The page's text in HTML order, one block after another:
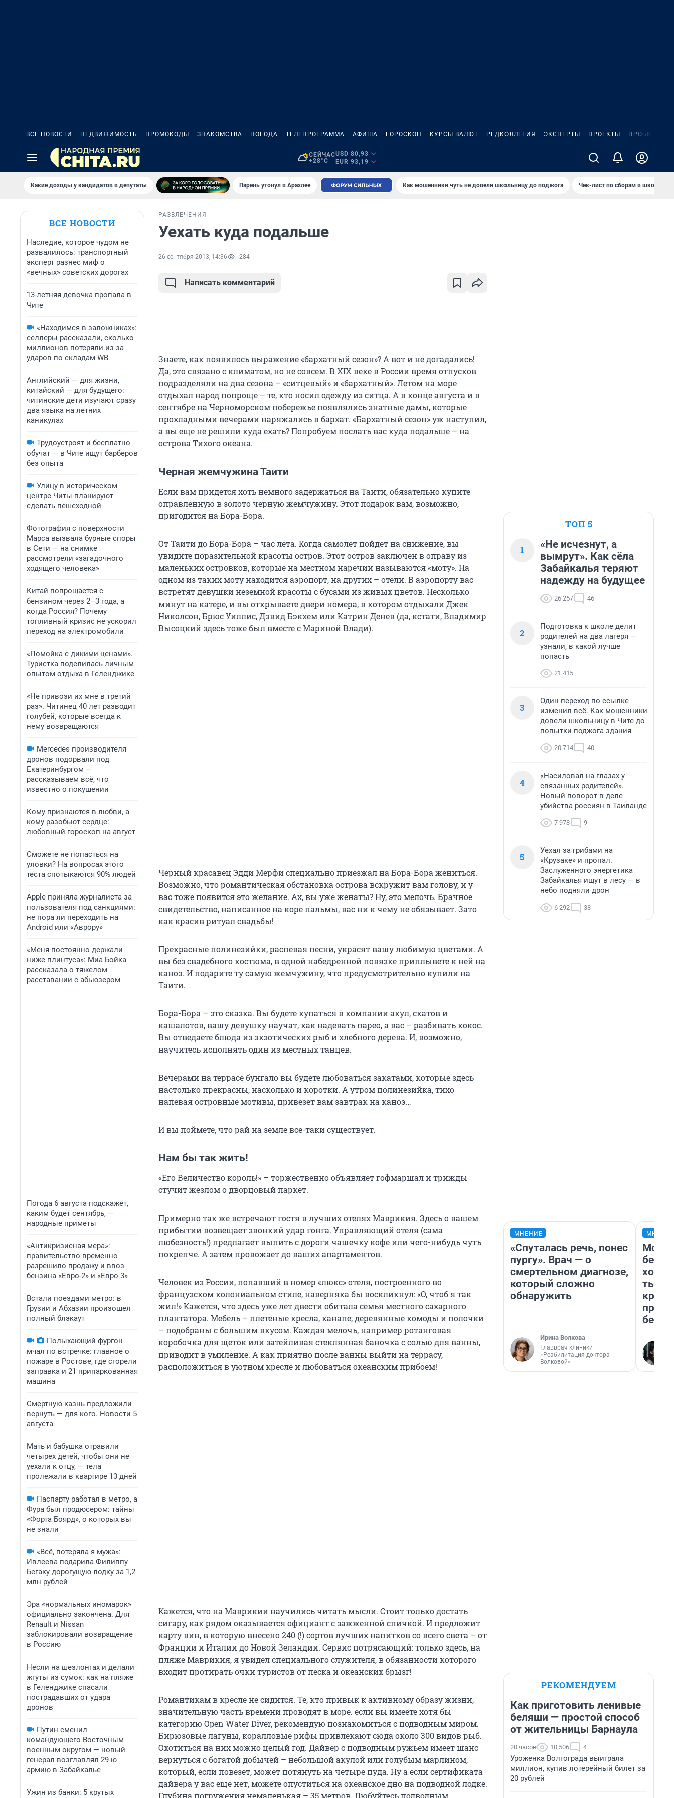
ВСЕ НОВОСТИ НЕДВИЖИМОСТЬ ПРОМОКОДЫ ЗНАКОМСТВА ПОГОДА ТЕЛЕПРОГРАММА АФИША ГОРОСКОП КУРСЫ ВАЛЮТ РЕДКОЛЛЕГИЯ ЭКСПЕРТЫ ПРОЕКТЫ ПРОБКИ
СЕЙЧАС
+28°C
USD 80,93
EUR 93,19
Какие доходы у кандидатов в депутаты Парень утонул в Арахлее Как мошенники чуть не довели школьницу до поджога Чек-лист по сборам в школу в
ВСЕ НОВОСТИ
Наследие, которое чудом не
развалилось: транспортный
эксперт разнес миф о
«вечных» советских дорогах
13-летняя девочка пропала в
Чите
«Находимся в заложниках»:
селлеры рассказали, сколько
миллионов потеряли из-за
ударов по складам WB
Английский — для жизни,
китайский — для будущего:
читинские дети изучают сразу
два языка на летних
каникулах
Трудоустроят и бесплатно
обучат — в Чите ищут барберов
без опыта
Улицу в историческом
центре Читы планируют
сделать пешеходной
Фотография с поверхности
Марса вызвала бурные споры
в Сети — на снимке
рассмотрели «загадочного
ходящего человека»
Китай попрощается с
бензином через 2–3 года, а
когда Россия? Почему
топливный кризис не ускорил
переход на электромобили
«Помойка с дикими ценами».
Туристка поделилась личным
опытом отдыха в Геленджике
«Не привози их мне в третий
раз». Читинец 40 лет разводит
голубей, которые всегда к
нему возвращаются
Mercedes производителя
дронов подорвали под
Екатеринбургом —
рассказываем всё, что
известно о покушении
Кому признаются в любви, а
кому разобьют сердце:
любовный гороскоп на август
Сможете не попасться на
уловки? На вопросах этого
теста спотыкаются 90% людей
Apple приняла журналиста за
пользователя под санкциями:
не пора ли переходить на
Android или «Аврору»
«Меня постоянно держали
ниже плинтуса»: Миа Бойка
рассказала о тяжелом
расставании с абьюзером
Погода 6 августа подскажет,
каким будет сентябрь, —
народные приметы
«Антикризисная мера»:
правительство временно
разрешило продажу и ввоз
бензина «Евро-2» и «Евро-3»
Встали поездами метро: в
Грузии и Абхазии произошел
полный блэкаут
Полыхающий фургон
мчал по встречке: главное о
пожаре в Ростове, где сгорели
заправка и 21 припаркованная
машина
Смертную казнь предложили
вернуть — для кого. Новости 5
августа
Мать и бабушка отравили
четырех детей, чтобы они не
уехали к отцу, — тела
пролежали в квартире 13 дней
Паспарту работал в метро, а
Фура был продюсером: тайны
«Форта Боярд», о которых вы
не знали
«Всё, потеряла я мужа»:
Ивлеева подарила Филиппу
Бегаку дорогущую лодку за 1,2
млн рублей
Эра «нормальных иномарок»
официально закончена. Для
Renault и Nissan
заблокировали возвращение
в Россию
Несли на шезлонгах и делали
жгуты из сумок: как на пляже
в Геленджике спасали
пострадавших от удара
дронов
Путин сменил
командующего Восточным
военным округом — новый
генерал возглавлял 29-ю
армию в Забайкалье
Ужин из банки: 5 крутых
РАЗВЛЕЧЕНИЯ
Уехать куда подальше
26 сентября 2013, 14:36 284
Написать комментарий
Знаете, как появилось выражение «бархатный сезон»? А вот и не догадались!
Да, это связано с климатом, но не совсем. В XIX веке в России время отпусков
подразделяли на два сезона – «ситцевый» и «бархатный». Летом на море
отдыхал народ попроще – те, кто носил одежду из ситца. А в конце августа и в
сентябре на Черноморском побережье появлялись знатные дамы, которые
прохладными вечерами наряжались в бархат. «Бархатный сезон» уж наступил,
а вы еще не решили куда ехать? Попробуем послать вас куда подальше – на
острова Тихого океана.
Черная жемчужина Таити
Если вам придется хоть немного задержаться на Таити, обязательно купите
оправленную в золото черную жемчужину. Этот подарок вам, возможно,
пригодится на Бора-Бора.
От Таити до Бора-Бора – час лета. Когда самолет пойдет на снижение, вы
увидите поразительной красоты остров. Этот остров заключен в оправу из
маленьких островков, которые на местном наречии называются «моту». На
одном из таких моту находится аэропорт, на других – отели. В аэропорту вас
встретят девушки неземной красоты с бусами из живых цветов. Несколько
минут на катере, и вы открываете двери номера, в котором отдыхали Джек
Николсон, Брюс Уиллис, Дэвид Бэкхем или Катрин Денев (да, кстати, Владимир
Высоцкий здесь тоже был вместе с Мариной Влади).
Черный красавец Эдди Мерфи специально приезжал на Бора-Бора жениться.
Возможно, что романтическая обстановка острова вскружит вам голову, и у
вас тоже появится это желание. Ах, вы уже женаты? Ну, это мелочь. Брачное
свидетельство, написанное на коре пальмы, вас ни к чему не обязывает. Зато
как красив ритуал свадьбы!
Прекрасные полинезийки, распевая песни, украсят вашу любимую цветами. А
вы без свадебного костюма, в одной набедренной повязке приплывете к ней на
каноэ. И подарите ту самую жемчужину, что предусмотрительно купили на
Таити.
Бора-Бора – это сказка. Вы будете купаться в компании акул, скатов и
кашалотов, вашу девушку научат, как надевать парео, а вас – разбивать кокос.
Вы отведаете блюда из экзотических рыб и хлебного дерева. И, возможно,
научитесь исполнять один из местных танцев.
Вечерами на террасе бунгало вы будете любоваться закатами, которые здесь
настолько прекрасны, насколько и коротки. А утром полинезийка, тихо
напевая островные мотивы, привезет вам завтрак на каноэ…
И вы поймете, что рай на земле все-таки существует.
Нам бы так жить!
«Его Величество король!» – торжественно объявляет гофмаршал и трижды
стучит жезлом о дворцовый паркет.
Примерно так же встречают гостя в лучших отелях Маврикия. Здесь о вашем
прибытии возвещает звонкий удар гонга. Управляющий отеля (сама
любезность!) предлагает выпить с дороги чашечку кофе или чего-нибудь чуть
покрепче. А затем провожает до ваших апартаментов.
Человек из России, попавший в номер «люкс» отеля, построенного во
французском колониальном стиле, наверняка бы воскликнул: «О, чтоб я так
жил!» Кажется, что здесь уже лет двести обитала семья местного сахарного
плантатора. Мебель – плетеные кресла, канапе, деревянные комоды и полочки
– подобраны с большим вкусом. Каждая мелочь, например ротанговая
коробочка для щеток или затейливая стеклянная баночка с солью для ванны,
приводит в умиление. А как приятно после ванны выйти на террасу,
расположиться в уютном кресле и любоваться океанским прибоем!
Кажется, что на Маврикии научились читать мысли. Стоит только достать
сигару, как рядом оказывается официант с зажженной спичкой. И предложит
карту вин, в которую внесено 240 (!) сортов лучших напитков со всего света – от
Франции и Италии до Новой Зеландии. Сервис потрясающий: только здесь, на
пляже Маврикия, я увидел специального служителя, в обязанности которого
входит протирать очки туристов от песка и океанских брызг!
Романтикам в кресле не сидится. Те, кто привык к активному образу жизни,
значительную часть времени проводят в море. если вы имеете хотя бы
категорию Open Water Diver, рекомендую познакомиться с подводным миром.
Бирюзовые лагуны, коралловые рифы привлекают сюда около 300 видов рыб.
Охотиться на них можно целый год. Дайвер с подводным ружьем имеет шанс
вернуться с богатой добычей – небольшой акулой или голубым марлином,
который, если повезет, может потянуть на четыре пуда. Ну а если сертификата
дайвера у вас еще нет, можете опуститься на океанское дно на подводной лодке.
Глубина погружения немаленькая – 35 метров. Любуйтесь подводным
ТОП 5
1
«Не исчезнут, а
вымрут». Как сёла
Забайкалья теряют
надежду на будущее
26 257 46
2
Подготовка к школе делит
родителей на два лагеря —
узнали, в какой лучше
попасть
21 415
3
Один переход по ссылке
изменил всё. Как мошенники
довели школьницу в Чите до
попытки поджога здания
20 714 40
4
«Насиловал на глазах у
связанных родителей».
Новый поворот в деле
убийства россиян в Таиланде
7 978 9
5
Уехал за грибами на
«Крузаке» и пропал.
Заслуженного энергетика
Забайкалья ищут в лесу — в
небо подняли дрон
6 292 38
МНЕНИЕ
«Спуталась речь, понес
пургу». Врач — о
смертельном диагнозе,
который сложно
обнаружить
Ирина Волкова
Главврач клиники
«Реабилитация доктора
Волковой»
Мой
РЕКОМЕНДУЕМ
Как приготовить ленивые
беляши — простой способ
от жительницы Барнаула
20 часов 10 506 4
Уроженка Волгограда выиграла
миллион, купив лотерейный билет за
20 рублей